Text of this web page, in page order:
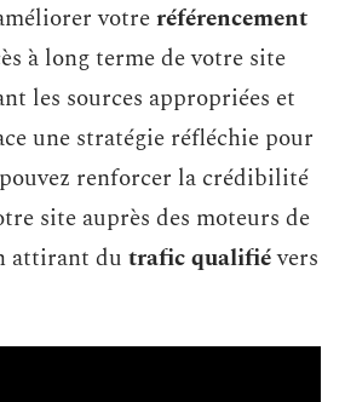
votreréférencement
à long terme de votre site
les sources appropriées et
une stratégie réfléchie pour
renforcer la crédibilité
site auprès des moteurs de
attirant du trafic qualifiévers